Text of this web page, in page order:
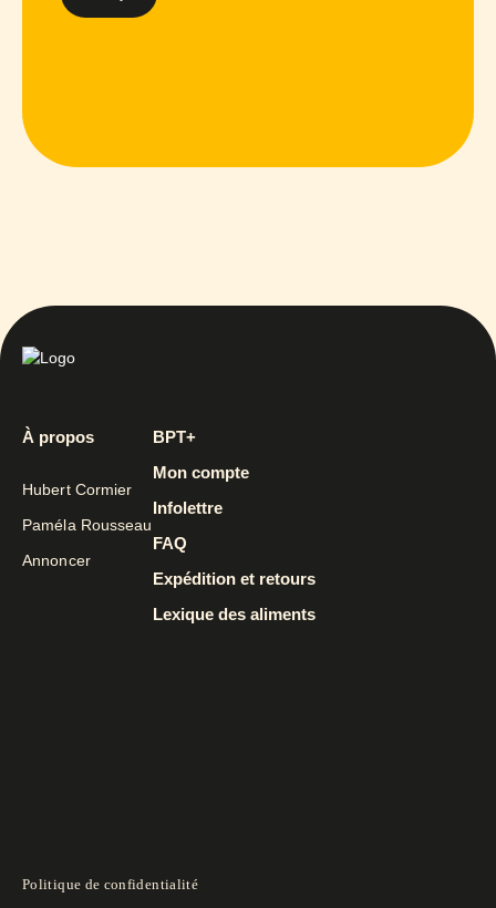
À propos
Hubert Cormier
Paméla Rousseau
Annoncer
BPT+
Mon compte
Infolettre
FAQ
Expédition et retours
Lexique des aliments
Politique de confidentialité